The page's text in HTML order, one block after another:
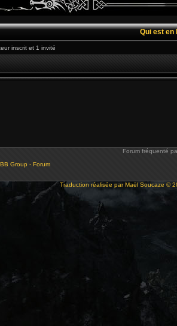
Qui est en
inscrit et 1 invité
Forum fréquenté
Group - Forum
Traduction réalisée parMaël Soucaze ©